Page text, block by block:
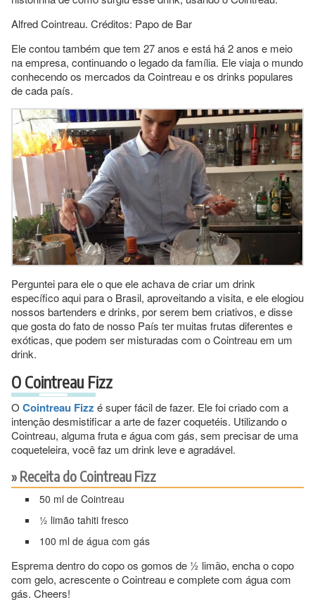
Alfred Cointreau. Créditos: Papo de Bar
Ele contou também que tem 27 anos e está há 2 anos e meio
na empresa, continuando o legado da família. Ele viaja o mundo
conhecendo os mercados da Cointreau e os drinks populares
de cada país.
Perguntei para ele o que ele achava de criar um drink
específico aqui para o Brasil, aproveitando a visita, e ele elogiou
nossos bartenders e drinks, por serem bem criativos, e disse
que gosta do fato de nosso País ter muitas frutas diferentes e
exóticas, que podem ser misturadas com o Cointreau em um
drink.
O Cointreau Fizz
O Cointreau Fizz é super fácil de fazer. Ele foi criado com a
intenção desmistificar a arte de fazer coquetéis. Utilizando o
Cointreau, alguma fruta e água com gás, sem precisar de uma
coqueteleira, você faz um drink leve e agradável.
Receita do Cointreau Fizz
50 ml de Cointreau
½ limão tahiti fresco
100 ml de água com gás
Esprema dentro do copo os gomos de ½ limão, encha o copo
com gelo, acrescente o Cointreau e complete com água com
gás. Cheers!